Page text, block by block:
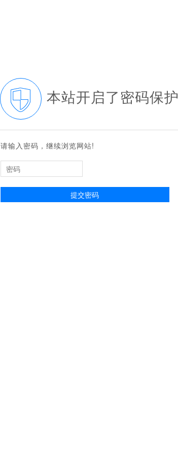
本站开启了密码保护
请输入密码，继续浏览网站!
提交密码